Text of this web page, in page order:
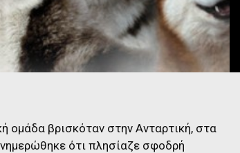
ομάδα βρισκόταν στην Ανταρτική, στα
ότι πλησίαζε σφοδρή